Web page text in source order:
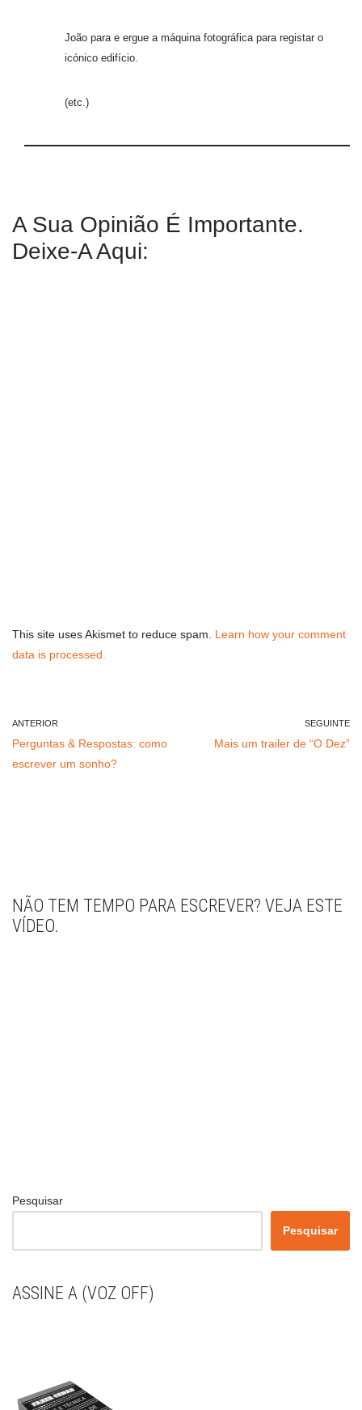
João para e ergue a máquina fotográfica para registar o
icónico edifício.
(etc.)
A Sua Opinião É Importante.
Deixe-A Aqui:
This site uses Akismet to reduce spam. Learn how your comment
data is processed.
ANTERIOR
Perguntas & Respostas: como
escrever um sonho?
SEGUINTE
Mais um trailer de “O Dez”
NÃO TEM TEMPO PARA ESCREVER? VEJA ESTE
VÍDEO.
Pesquisar
Pesquisar
ASSINE A (VOZ OFF)